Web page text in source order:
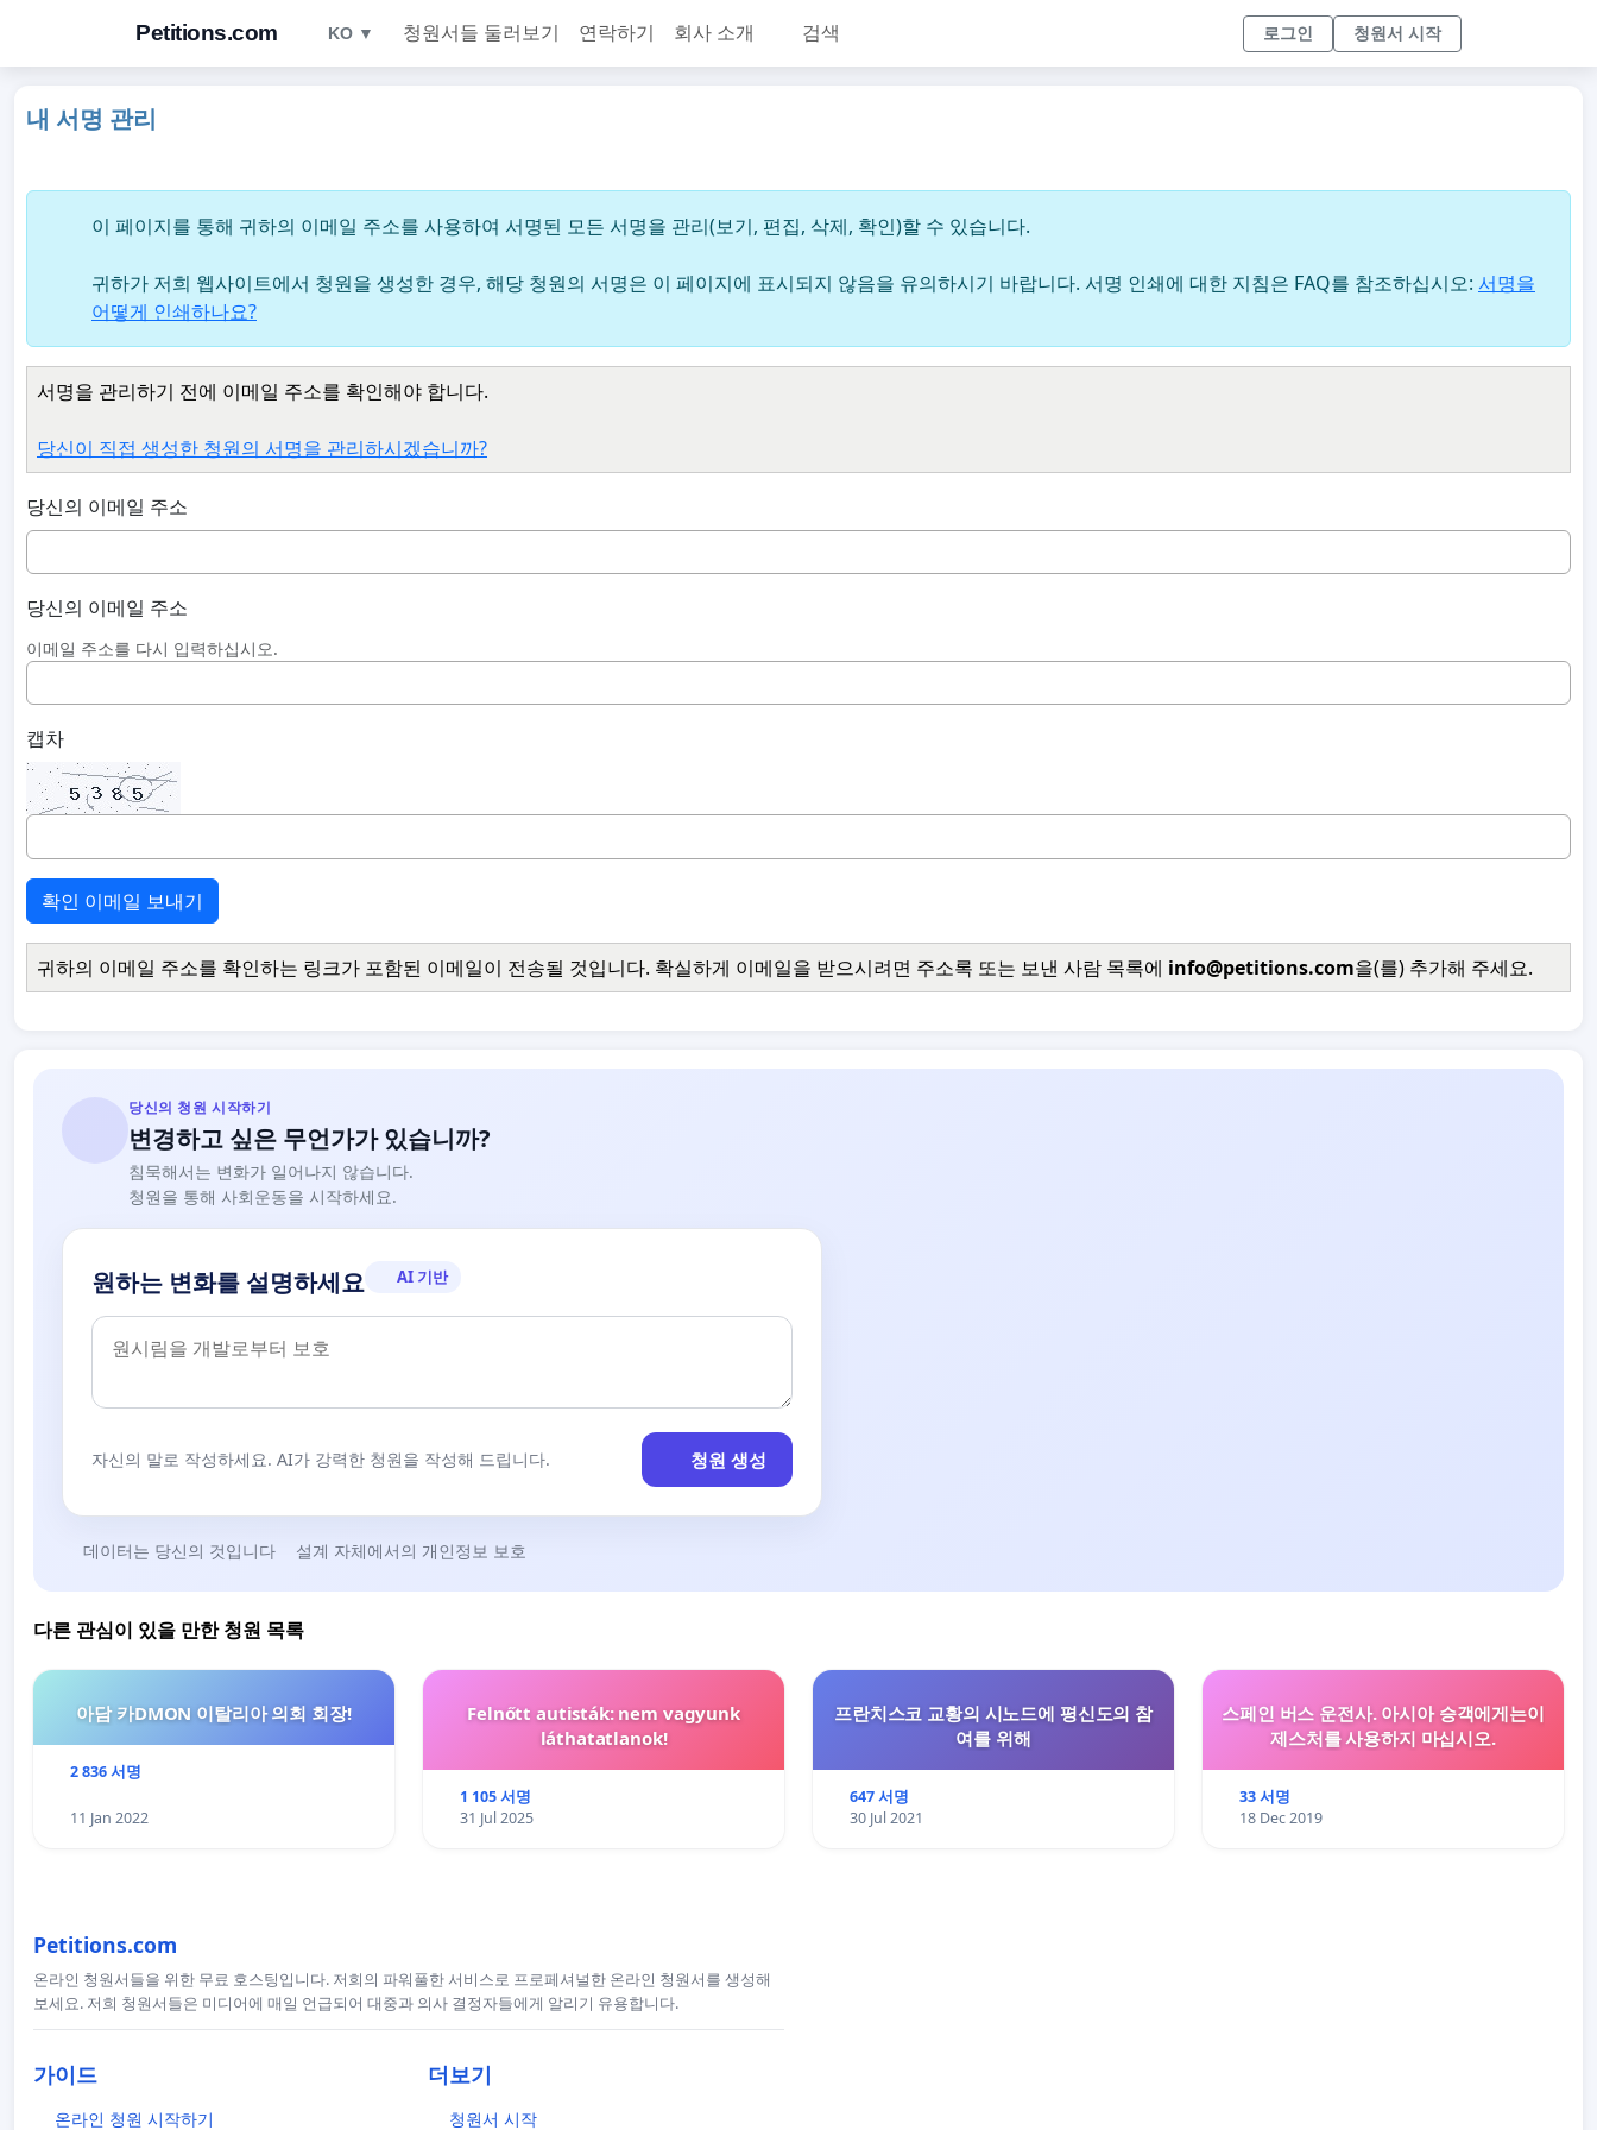
Petitions.com KO ▼ 청원서들 둘러보기 연락하기 회사 소개 검색 로그인 청원서 시작
내 서명 관리
이 페이지를 통해 귀하의 이메일 주소를 사용하여 서명된 모든 서명을 관리(보기, 편집, 삭제, 확인)할 수 있습니다.
귀하가 저희 웹사이트에서 청원을 생성한 경우, 해당 청원의 서명은 이 페이지에 표시되지 않음을 유의하시기 바랍니다. 서명 인쇄에 대한 지침은 FAQ를 참조하십시오: 서명을
어떻게 인쇄하나요?
서명을 관리하기 전에 이메일 주소를 확인해야 합니다.
당신이 직접 생성한 청원의 서명을 관리하시겠습니까?
당신의 이메일 주소
당신의 이메일 주소
이메일 주소를 다시 입력하십시오.
캡차
확인 이메일 보내기
귀하의 이메일 주소를 확인하는 링크가 포함된 이메일이 전송될 것입니다. 확실하게 이메일을 받으시려면 주소록 또는 보낸 사람 목록에 info@petitions.com을(를) 추가해 주세요.
당신의 청원 시작하기
변경하고 싶은 무언가가 있습니까?
침묵해서는 변화가 일어나지 않습니다.
청원을 통해 사회운동을 시작하세요.
원하는 변화를 설명하세요 AI 기반
자신의 말로 작성하세요. AI가 강력한 청원을 작성해 드립니다. 청원 생성
데이터는 당신의 것입니다 설계 자체에서의 개인정보 보호
다른 관심이 있을 만한 청원 목록
아담 카DMON 이탈리아 의회 회장!
2 836 서명
11 Jan 2022
Felnőtt autisták: nem vagyunk
láthatatlanok!
1 105 서명
31 Jul 2025
프란치스코 교황의 시노드에 평신도의 참
여를 위해
647 서명
30 Jul 2021
스페인 버스 운전사. 아시아 승객에게는이
제스처를 사용하지 마십시오.
33 서명
18 Dec 2019
Petitions.com
온라인 청원서들을 위한 무료 호스팅입니다. 저희의 파워풀한 서비스로 프로페셔널한 온라인 청원서를 생성해
보세요. 저희 청원서들은 미디어에 매일 언급되어 대중과 의사 결정자들에게 알리기 유용합니다.
가이드
온라인 청원 시작하기
더보기
청원서 시작